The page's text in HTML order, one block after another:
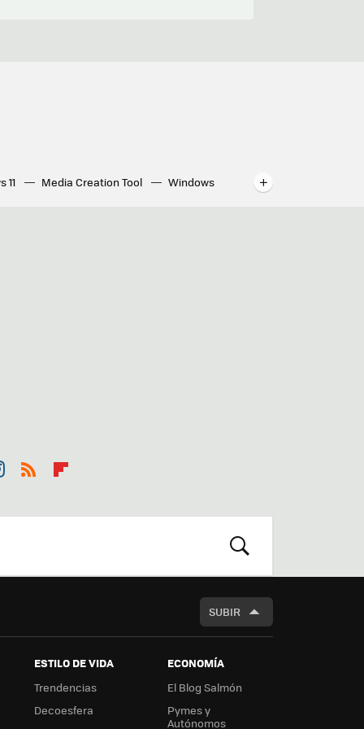
11 Media Creation Tool
Windows
boa
BUSCAR
SUBIR
ESTILO DE VIDA
Trendencias
Decoesfera
ECONOMÍA
El Blog Salmón
Pymes y
Autónomos